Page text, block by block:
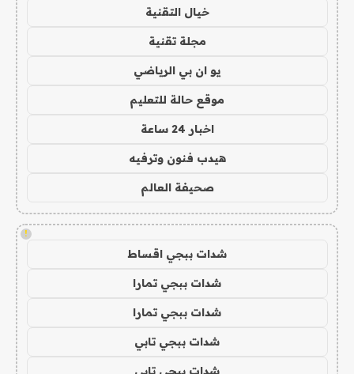
خيال التقنية
مجلة تقنية
يو ان بي الرياضي
موقع حالة للتعليم
اخبار 24 ساعة
هيدب فنون وترفيه
صحيفة العالم
!
شدات ببجي اقساط
شدات ببجي تمارا
شدات ببجي تمارا
شدات ببجي تابي
شدات ببجي تابي